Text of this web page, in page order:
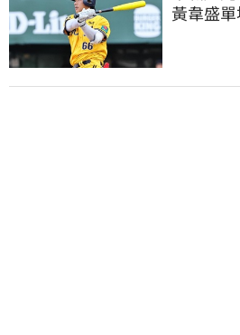
黃韋盛